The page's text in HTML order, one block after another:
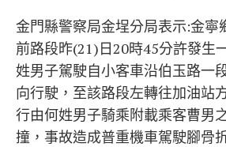
金門縣警察局金埕分局表示:金寧
前路段昨(21)日20時45分許發生
姓男子駕駛自小客車沿伯玉路一
向行駛，至該路段左轉往加油站
行由何姓男子騎乘附載乘客曹男
撞，事故造成普重機車駕駛腳骨